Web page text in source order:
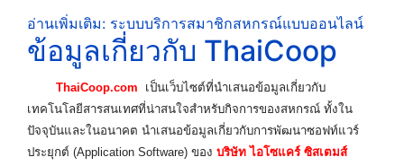
อ่านเพิ่มเติม: ระบบบริการสมาชิกสหกรณ์แบบออนไลน์
ข้อมูลเกี่ยวกับ ThaiCoop
ThaiCoop.com
เป็นเว็บไซต์ที่นำเสนอข้อมูลเกี่ยวกับ
เทคโนโลยีสารสนเทศที่น่าสนใจสำหรับกิจการของสหกรณ์ ทั้งใน
ปัจจุบันและในอนาคต นำเสนอข้อมูลเกี่ยวกับการพัฒนาซอฟท์แวร์
ประยุกต์ (Application Software) ของ บริษัท ไอโซแคร์ ซิสเตมส์